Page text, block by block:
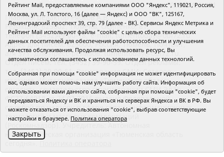
организации
Главный редактор Рябков А.В.
Редакция: 625002, Тюмень, Осипенко, 81,
телефон (3452)49-00-18, e-mail: tumentoday@obl72.ru
Адрес для писем: 625000, Россия, Тюмень, Почтамт,
а/я 371. Для пресс-релизов: tumentoday@obl72.ru.
Отдел писем: тел. (3452) 39-90-59. Отдел рекламы:
тел. (3452) 39-90-51. Регистрация СМИ: Сетевое
издание «Интернет-газета «Тюменская область
сегодня», свидетельство о регистрации СМИ Эл №
ФС77-64918 от 24.02.2016 выдано Федеральной
службой по надзору в сфере связи, информационных
технологий и массовых коммуникаций
некоммерческая организация «Тюменская область
Рейтинг Mail, предоставляемые компаниями ООО "Яндекс", 119021, Россия,
Москва, ул. Л. Толстого, 16 (далее — Яндекс) и ООО "ВК", 125167,
Ленинградский проспект 39, стр. 79 (далее - ВК). Сервисы Яндекс Метрика и
Рейтинг Mail используют файлы "cookie" с целью сбора технических
данных посетителей для обеспечения работоспособности и улучшения
качества обслуживания. Продолжая использовать ресурс, Вы
автоматически соглашаетесь с использованием данных технологий.
Собранная при помощи "cookie" информация не может идентифицировать
вас, однако может помочь нам улучшить работу сайта. Информация об
использовании вами данного сайта, собранная при помощи "cookie", будет
передаваться Яндексу и ВК и храниться на серверах Яндекса и ВК в РФ. Вы
можете отказаться от использования "cookie", выбрав соответствующие
настройки в браузере. Политика оператора
Закрыть